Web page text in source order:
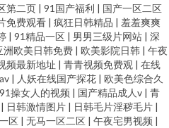
第二页 | 91国产福利 | 国产一区二区
免费观看 | 疯狂日韩精品 | 羞羞爽爽
| 91精品一区 | 男男三级片网站 | 深
洲欧美日韩免费 | 欧美影院日韩 | 午夜
频最新地址 | 青青视频免费观 | 在线
| 人妖在线国产探花 | 欧美色综合久
91操女人的视频 | 国产精品成人v | 青
| 日韩激情图片 | 日韩毛片淫秽毛片 |
区 | 无马一区二区 | 午夜宅男视频 |